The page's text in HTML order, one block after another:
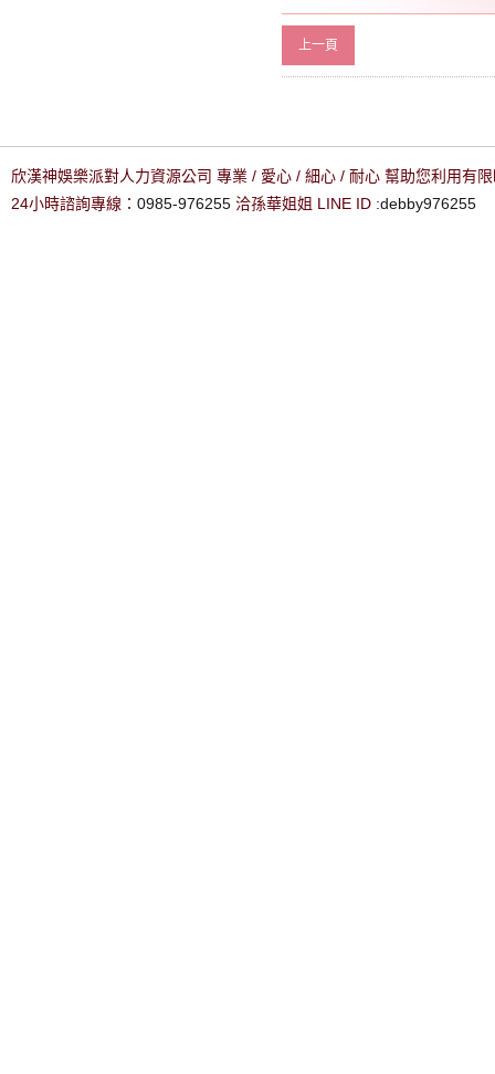
上一頁
欣漢神娛樂派對人力資源公司 專業 / 愛心 / 細心 / 耐心 幫助您利用有
24小時諮詢專線： 0985-976255 洽孫華姐姐 LINE ID :debby976255